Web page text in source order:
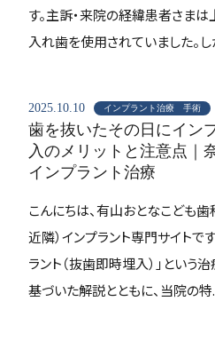
す。主訴・来院の経緯患者さま
入れ歯を使用されていました。し
2025.10.10 インプラント治療 手術
歯を抜いたその日にイン
入のメリットと注意点｜
インプラント治療
こんにちは、有山おとなこども
近隣）インプラント専門サイトで
ラント（抜歯即時埋入）」という
基づいた解説とともに、当院の特